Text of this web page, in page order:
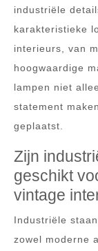
industriële
karakteristieke
interieurs, van
hoogwaardige
lampen niet
statement
geplaatst.
Zijn
geschikt
vintage
Industriële
zowel moderne